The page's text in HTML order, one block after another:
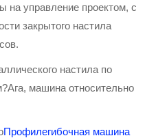
на управление проектом, с
закрытого настила
настила по
машина относительно
Профилегибочная машина